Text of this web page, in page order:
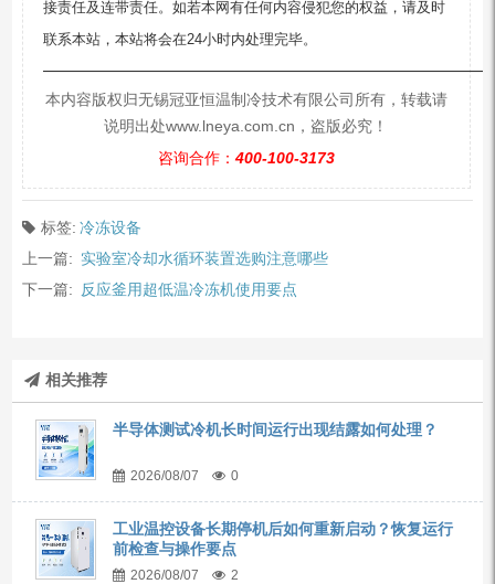
接责任及连带责任。如若本网有任何内容侵犯您的权益，请及时
联系本站，本站将会在24小时内处理完毕。
本内容版权归无锡冠亚恒温制冷技术有限公司所有，转载请
说明出处www.lneya.com.cn，盗版必究！
咨询合作： 400-100-3173
标签: 冷冻设备
上一篇: 实验室冷却水循环装置选购注意哪些
下一篇:
反应釜用超低温冷冻机使用要点
相关推荐
半导体测试冷机长时间运行出现结露如何处理？
2026/08/07 0
工业温控设备长期停机后如何重新启动？恢复运行
前检查与操作要点
2026/08/07 2